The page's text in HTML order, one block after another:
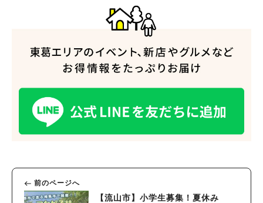
前のページへ
【流山市】小学生募集！夏休み